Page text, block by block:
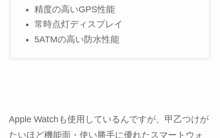
精度の高いGPS性能
常時点灯ディスプレイ
5ATMの高い防水性能
Apple Watchも使用しているんですが、甲乙つけが
たいほど機能面・使い勝手に優れたスマートウォ